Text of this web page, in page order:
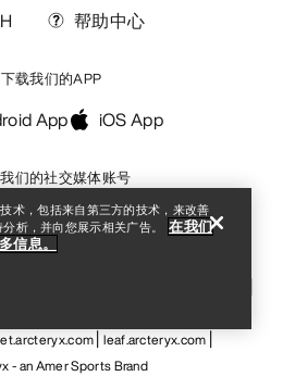
们的社交媒体账号
帮助中心
下载我们的APP
App iOS App
我的个人信息
leaf.arcteryx.com
- an Amer Sports Brand
术，包括来自第三方的技术，来改善
析，并向您展示相关广告。
在我们
信息。